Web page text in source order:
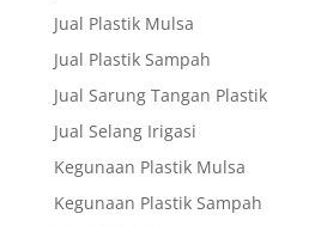
Jual Plastik Mulsa
Jual Plastik Sampah
Jual Sarung Tangan Plastik
Jual Selang Irigasi
Kegunaan Plastik Mulsa
Kegunaan Plastik Sampah